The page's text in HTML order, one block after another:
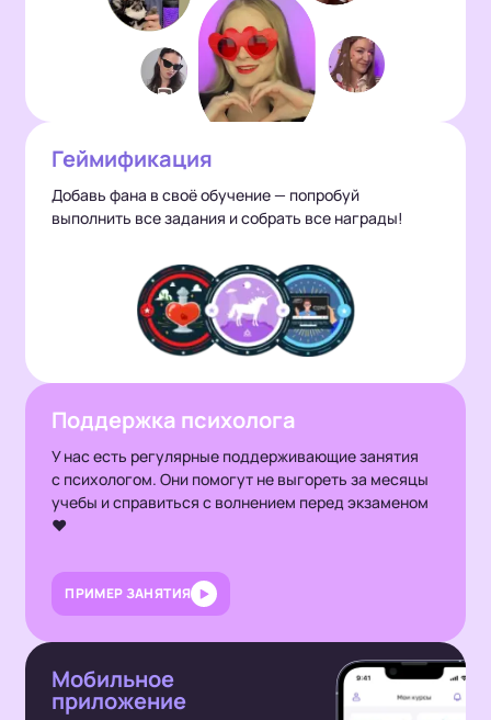
Геймификация
Добавь фана в своё обучение — попробуй
выполнить все задания и собрать все награды!
Поддержка психолога
У нас есть регулярные поддерживающие занятия
с психологом. Они помогут не выгореть за месяцы
учебы и справиться с волнением перед экзаменом
❤️
ПРИМЕР ЗАНЯТИЯ
Мобильное
приложение